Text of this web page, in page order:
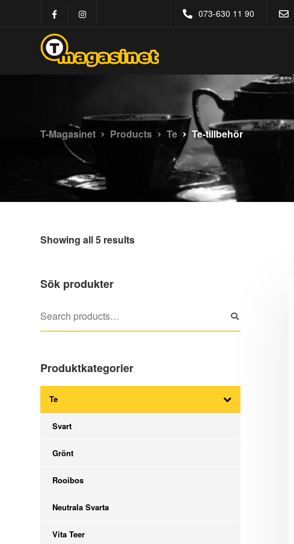
073-630 11 90
T-Magasinet Products Te Te-tillbehör
Showing all 5 results
Sök produkter
Produktkategorier
Te
Svart
Grönt
Rooibos
Neutrala Svarta
Vita Teer